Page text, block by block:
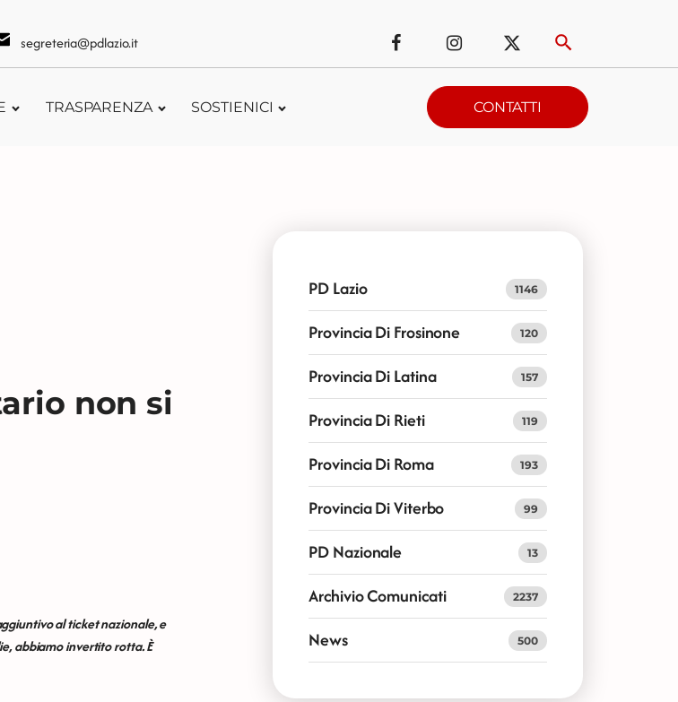
segreteria@pdlazio.it
TRASPARENZA SOSTIENICI CONTATTI
non si
al ticket nazionale, e
abbiamo invertito rotta. È
PD Lazio 1146
Provincia Di Frosinone 120
Provincia Di Latina 157
Provincia Di Rieti 119
Provincia Di Roma 193
Provincia Di Viterbo 99
PD Nazionale 13
Archivio Comunicati 2237
News 500